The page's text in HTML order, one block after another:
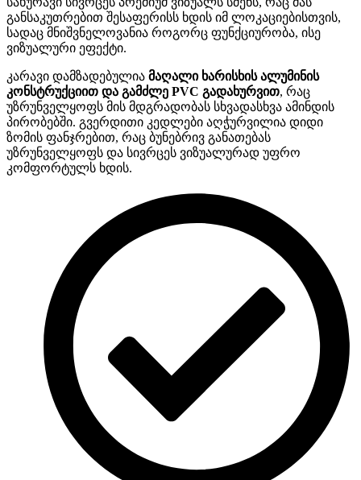
განსაკუთრებით შესაფერისს ხდის იმ ლოკაციებისთვის,
სადაც მნიშვნელოვანია როგორც ფუნქციურობა, ისე
ვიზუალური ეფექტი.
კარავი დამზადებულია მაღალი ხარისხის ალუმინის
კონსტრუქციით და გამძლე PVC გადახურვით, რაც
უზრუნველყოფს მის მდგრადობას სხვადასხვა ამინდის
პირობებში. გვერდითი კედლები აღჭურვილია დიდი
ზომის ფანჯრებით, რაც ბუნებრივ განათებას
უზრუნველყოფს და სივრცეს ვიზუალურად უფრო
კომფორტულს ხდის.